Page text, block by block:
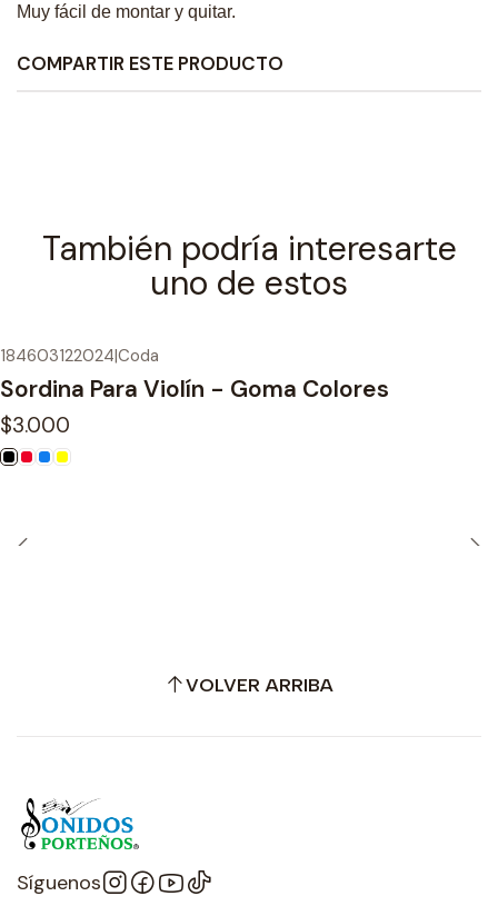
Muy fácil de montar y quitar.
COMPARTIR ESTE PRODUCTO
También podría interesarte
uno de estos
184603122024|Coda
Sordina Para Violín - Goma Colores
$3.000
VOLVER ARRIBA
Síguenos